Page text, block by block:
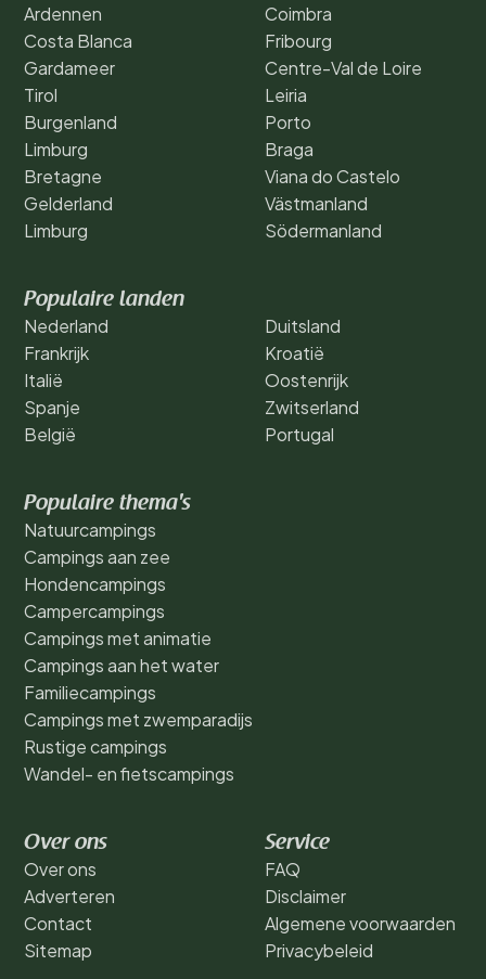
Ardennen
Costa Blanca
Gardameer
Tirol
Burgenland
Limburg
Bretagne
Gelderland
Limburg
Coimbra
Fribourg
Centre-Val de Loire
Leiria
Porto
Braga
Viana do Castelo
Västmanland
Södermanland
Populaire landen
Nederland
Frankrijk
Italië
Spanje
België
Duitsland
Kroatië
Oostenrijk
Zwitserland
Portugal
Populaire thema's
Natuurcampings
Campings aan zee
Hondencampings
Campercampings
Campings met animatie
Campings aan het water
Familiecampings
Campings met zwemparadijs
Rustige campings
Wandel- en fietscampings
Over ons
Over ons
Adverteren
Contact
Sitemap
Service
FAQ
Disclaimer
Algemene voorwaarden
Privacybeleid